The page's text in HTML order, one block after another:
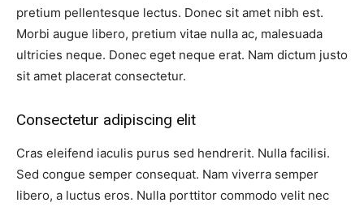
pretium pellentesque lectus. Donec sit amet nibh est.
Morbi augue libero, pretium vitae nulla ac, malesuada
ultricies neque. Donec eget neque erat. Nam dictum justo
sit amet placerat consectetur.
Consectetur adipiscing elit
Cras eleifend iaculis purus sed hendrerit. Nulla facilisi.
Sed congue semper consequat. Nam viverra semper
libero, a luctus eros. Nulla porttitor commodo velit nec